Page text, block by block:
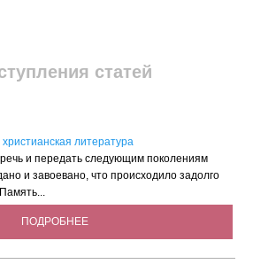
статей
литература
и передать следующим поколениям
и завоевано, что происходило задолго
ПОДРОБНЕЕ